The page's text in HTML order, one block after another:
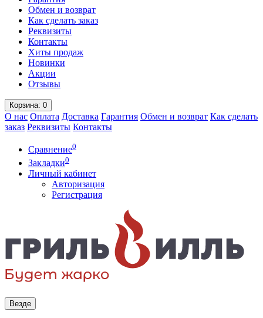
Обмен и возврат
Как сделать заказ
Реквизиты
Контакты
Хиты продаж
Новинки
Акции
Отзывы
Корзина: 0
О нас Оплата Доставка Гарантия Обмен и возврат Как сделать
заказ Реквизиты Контакты
Сравнение0
Закладки0
Личный кабинет
Авторизация
Регистрация
Везде